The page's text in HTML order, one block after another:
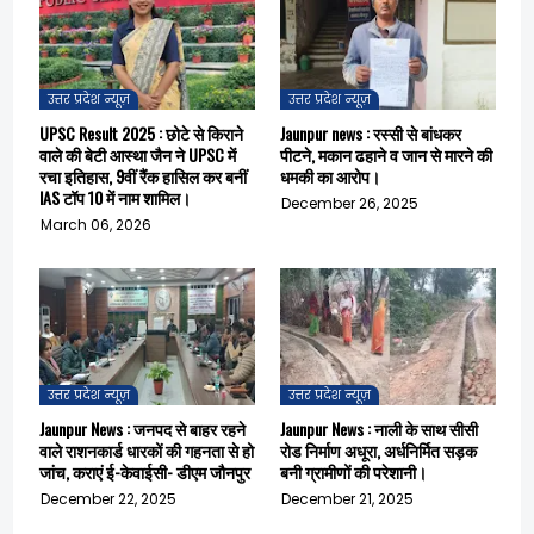
उत्तर प्रदेश न्यूज़
UPSC Result 2025 : छोटे से किराने
वाले की बेटी आस्था जैन ने UPSC में
रचा इतिहास, 9वीं रैंक हासिल कर बनीं
IAS टॉप 10 में नाम शामिल।
March 06, 2026
उत्तर प्रदेश न्यूज़
Jaunpur news : रस्सी से बांधकर
पीटने, मकान ढहाने व जान से मारने की
धमकी का आरोप।
December 26, 2025
उत्तर प्रदेश न्यूज़
Jaunpur News : जनपद से बाहर रहने
वाले राशनकार्ड धारकों की गहनता से हो
जांच, कराएं ई-केवाईसी- डीएम जौनपुर
December 22, 2025
उत्तर प्रदेश न्यूज़
Jaunpur News : नाली के साथ सीसी
रोड निर्माण अधूरा, अर्धनिर्मित सड़क
बनी ग्रामीणों की परेशानी।
December 21, 2025